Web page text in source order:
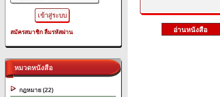
สมัครสมาชิก ลืมรหัสผ่าน
หมวดหนังสือ
กฎหมาย (22)